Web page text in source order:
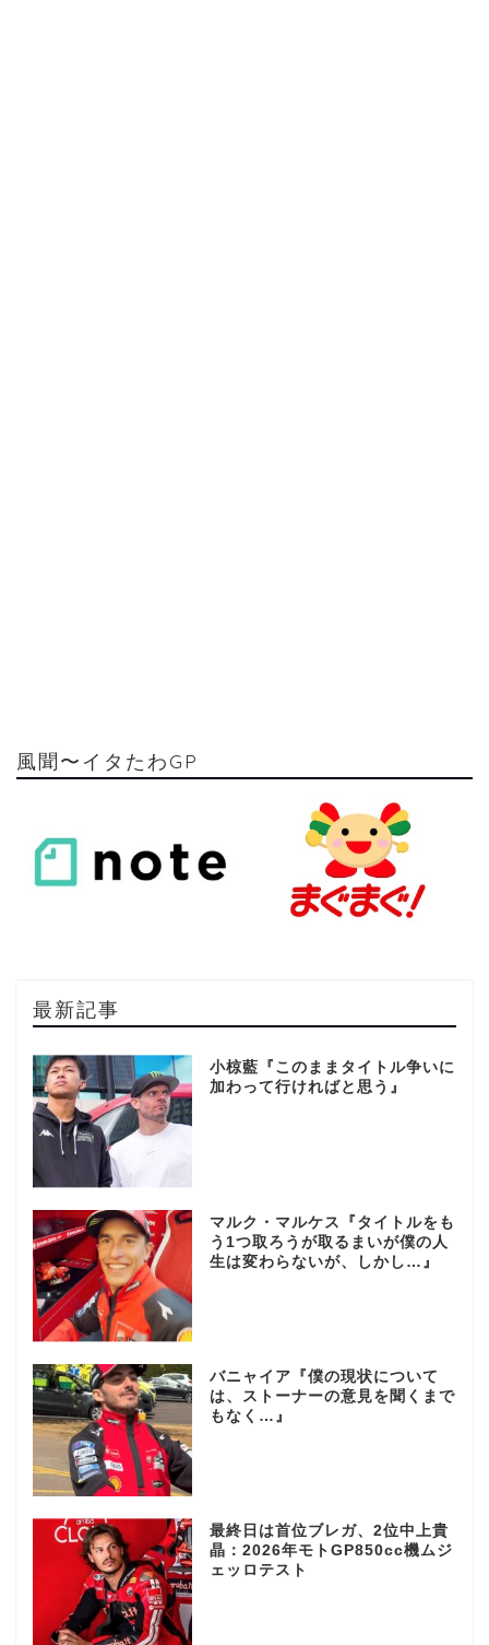
風聞〜イタたわGP
最新記事
小椋藍『このままタイトル争いに
加わって行ければと思う』
マルク・マルケス『タイトルをも
う1つ取ろうが取るまいが僕の人
生は変わらないが、しかし…』
バニャイア『僕の現状について
は、ストーナーの意見を聞くまで
もなく…』
最終日は首位ブレガ、2位中上貴
晶：2026年モトGP850cc機ムジ
ェッロテスト